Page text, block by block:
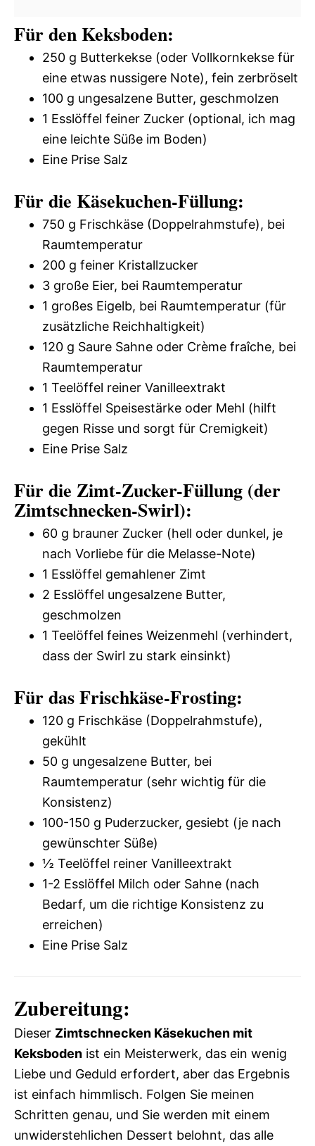
Für den Keksboden:
250 g Butterkekse (oder Vollkornkekse für
eine etwas nussigere Note), fein zerbröselt
100 g ungesalzene Butter, geschmolzen
1 Esslöffel feiner Zucker (optional, ich mag
eine leichte Süße im Boden)
Eine Prise Salz
Für die Käsekuchen-Füllung:
750 g Frischkäse (Doppelrahmstufe), bei
Raumtemperatur
200 g feiner Kristallzucker
3 große Eier, bei Raumtemperatur
1 großes Eigelb, bei Raumtemperatur (für
zusätzliche Reichhaltigkeit)
120 g Saure Sahne oder Crème fraîche, bei
Raumtemperatur
1 Teelöffel reiner Vanilleextrakt
1 Esslöffel Speisestärke oder Mehl (hilft
gegen Risse und sorgt für Cremigkeit)
Eine Prise Salz
Für die Zimt-Zucker-Füllung (der
Zimtschnecken-Swirl):
60 g brauner Zucker (hell oder dunkel, je
nach Vorliebe für die Melasse-Note)
1 Esslöffel gemahlener Zimt
2 Esslöffel ungesalzene Butter,
geschmolzen
1 Teelöffel feines Weizenmehl (verhindert,
dass der Swirl zu stark einsinkt)
Für das Frischkäse-Frosting:
120 g Frischkäse (Doppelrahmstufe),
gekühlt
50 g ungesalzene Butter, bei
Raumtemperatur (sehr wichtig für die
Konsistenz)
100-150 g Puderzucker, gesiebt (je nach
gewünschter Süße)
½ Teelöffel reiner Vanilleextrakt
1-2 Esslöffel Milch oder Sahne (nach
Bedarf, um die richtige Konsistenz zu
erreichen)
Eine Prise Salz
Zubereitung:
Dieser Zimtschnecken Käsekuchen mit
Keksboden ist ein Meisterwerk, das ein wenig
Liebe und Geduld erfordert, aber das Ergebnis
ist einfach himmlisch. Folgen Sie meinen
Schritten genau, und Sie werden mit einem
unwiderstehlichen Dessert belohnt, das alle